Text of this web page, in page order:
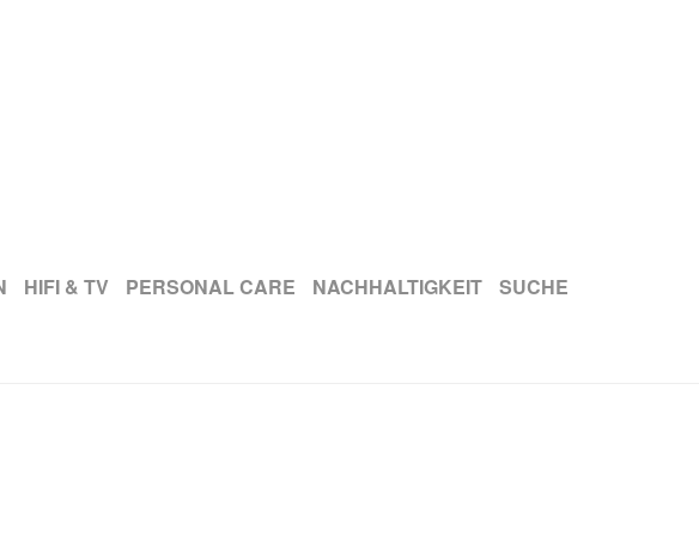
HIFI & TV PERSONAL CARE NACHHALTIGKEIT SUCHE